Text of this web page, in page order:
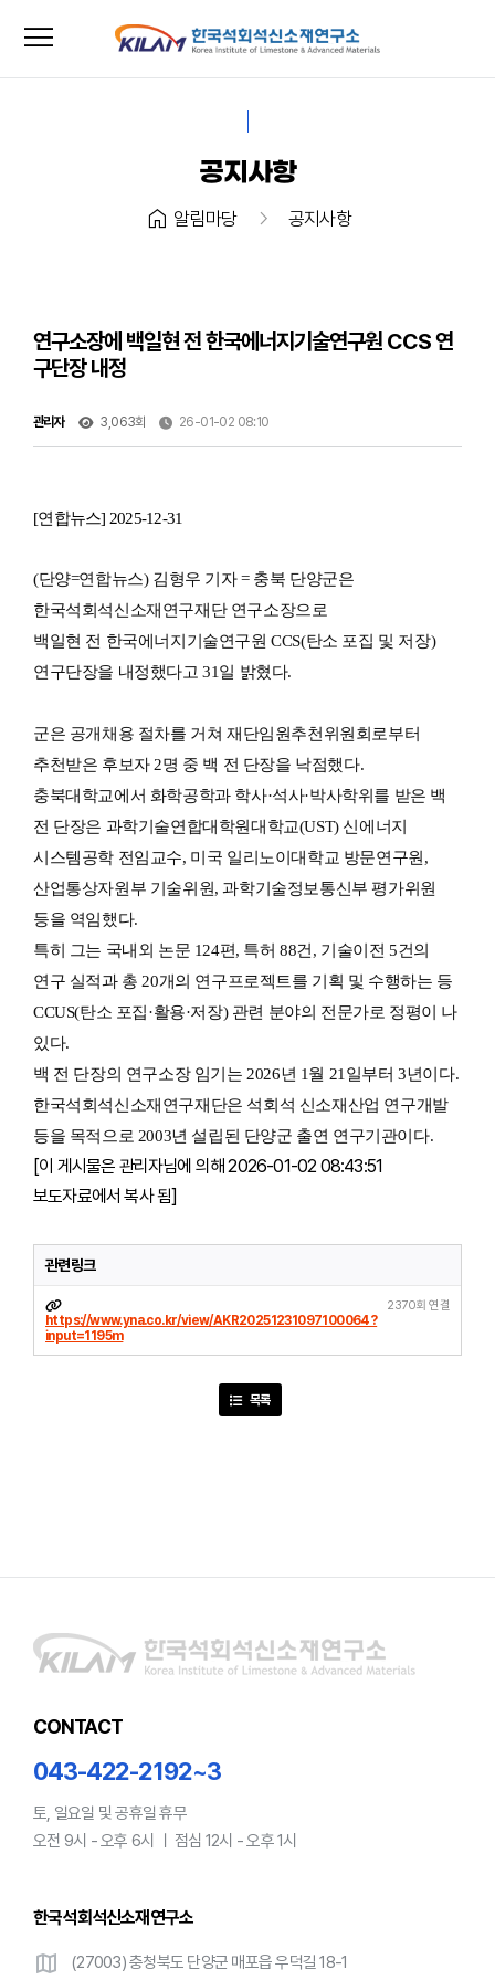
menu
공지사항
home 알림마당 chevron_right 공지사항
연구소장에 백일현 전 한국에너지기술연구원 CCS 연
구단장 내정
관리자 3,063회 26-01-02 08:10
[연합뉴스] 2025-12-31
(단양=연합뉴스) 김형우 기자 = 충북 단양군은
한국석회석신소재연구재단 연구소장으로
백일현 전 한국에너지기술연구원 CCS(탄소 포집 및 저장)
연구단장을 내정했다고 31일 밝혔다.
군은 공개채용 절차를 거쳐 재단임원추천위원회로부터
추천받은 후보자 2명 중 백 전 단장을 낙점했다.
충북대학교에서 화학공학과 학사·석사·박사학위를 받은 백
전 단장은 과학기술연합대학원대학교(UST) 신에너지
시스템공학 전임교수, 미국 일리노이대학교 방문연구원,
산업통상자원부 기술위원, 과학기술정보통신부 평가위원
등을 역임했다.
특히 그는 국내외 논문 124편, 특허 88건, 기술이전 5건의
연구 실적과 총 20개의 연구프로젝트를 기획 및 수행하는 등
CCUS(탄소 포집·활용·저장) 관련 분야의 전문가로 정평이 나
있다.
백 전 단장의 연구소장 임기는 2026년 1월 21일부터 3년이다.
한국석회석신소재연구재단은 석회석 신소재산업 연구개발
등을 목적으로 2003년 설립된 단양군 출연 연구기관이다.
[이 게시물은 관리자님에 의해 2026-01-02 08:43:51
보도자료에서 복사 됨]
관련링크
https://www.yna.co.kr/view/AKR20251231097100064?
input=1195m
2370회 연결
목록
CONTACT
043-422-2192~3
토, 일요일 및 공휴일 휴무
오전 9시 - 오후 6시 ㅣ 점심 12시 - 오후 1시
한국석회석신소재연구소
map (27003) 충청북도 단양군 매포읍 우덕길 18-1